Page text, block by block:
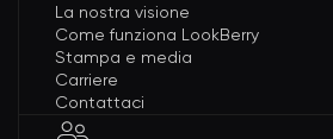
La nostra visione
Come funziona LookBerry
Stampa e media
Carriere
Contattaci